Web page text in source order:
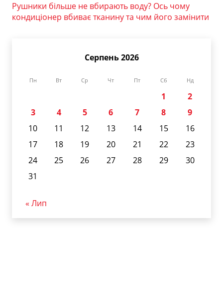
Рушники більше не вбирають воду? Ось чому
кондиціонер вбиває тканину та чим його замінити
Серпень 2026
Пн Вт Ср Чт Пт Сб Нд
1
2
3
4 5 6 7 8
9
10
11 12 13 14 15
16
17
18 19 20 21 22
23
24
25 26 27 28 29
30
31
« Лип